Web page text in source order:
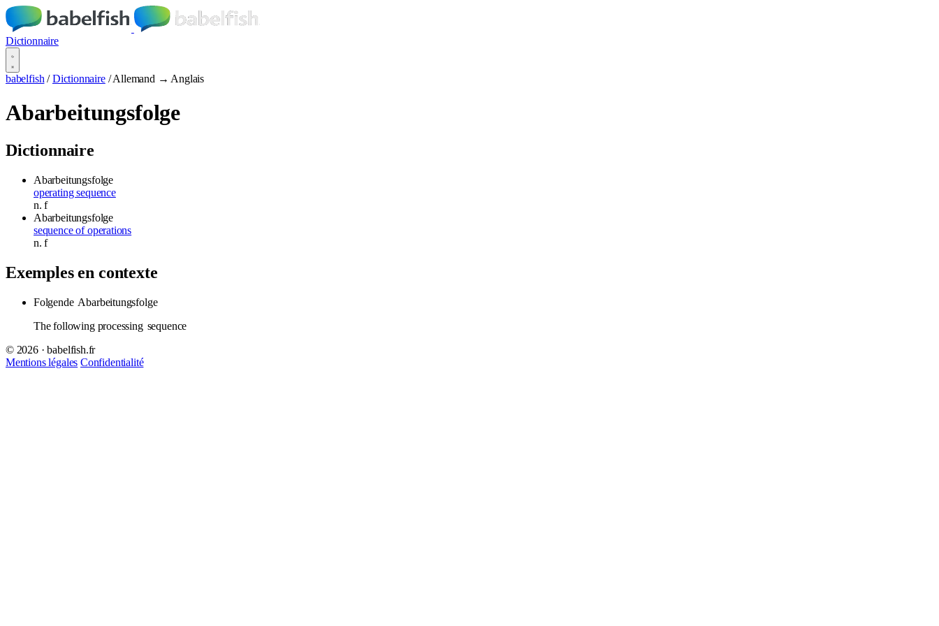
Dictionnaire
babelfish / Dictionnaire / Allemand → Anglais
Abarbeitungsfolge
Dictionnaire
Abarbeitungsfolge
operating sequence
n.f
Abarbeitungsfolge
sequence of operations
n.f
Exemples en contexte
Folgende Abarbeitungsfolge
The following processing sequence
© 2026 · babelfish.fr
Mentions légales Confidentialité